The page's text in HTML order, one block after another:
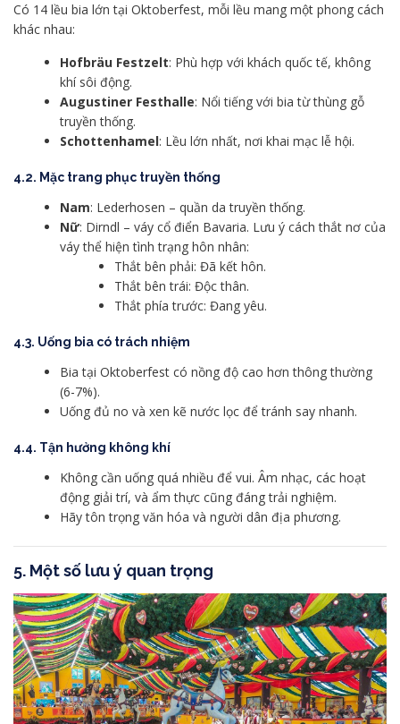
Có 14 lều bia lớn tại Oktoberfest, mỗi lều mang một phong cách
khác nhau:
Hofbräu Festzelt: Phù hợp với khách quốc tế, không
khí sôi động.
Augustiner Festhalle: Nổi tiếng với bia từ thùng gỗ
truyền thống.
Schottenhamel: Lều lớn nhất, nơi khai mạc lễ hội.
4.2. Mặc trang phục truyền thống
Nam: Lederhosen – quần da truyền thống.
Nữ: Dirndl – váy cổ điển Bavaria. Lưu ý cách thắt nơ của
váy thể hiện tình trạng hôn nhân:
Thắt bên phải: Đã kết hôn.
Thắt bên trái: Độc thân.
Thắt phía trước: Đang yêu.
4.3. Uống bia có trách nhiệm
Bia tại Oktoberfest có nồng độ cao hơn thông thường
(6-7%).
Uống đủ no và xen kẽ nước lọc để tránh say nhanh.
4.4. Tận hưởng không khí
Không cần uống quá nhiều để vui. Âm nhạc, các hoạt
động giải trí, và ẩm thực cũng đáng trải nghiệm.
Hãy tôn trọng văn hóa và người dân địa phương.
5. Một số lưu ý quan trọng